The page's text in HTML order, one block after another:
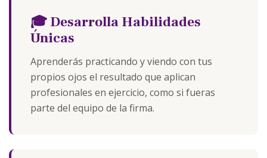
🎓 Desarrolla Habilidades
Únicas
Aprenderás practicando y viendo con tus
propios ojos el resultado que aplican
profesionales en ejercicio, como si fueras
parte del equipo de la firma.